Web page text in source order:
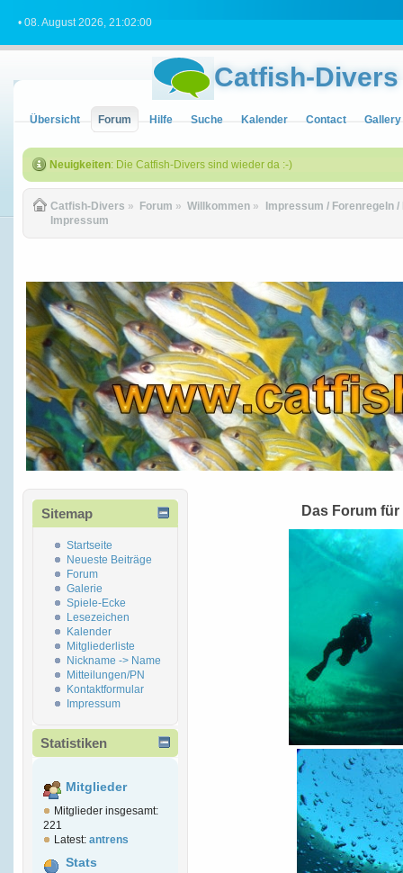
• 08. August 2026, 21:02:00
Catfish-Divers
Übersicht Forum Hilfe Suche Kalender Contact Gallery
Neuigkeiten: Die Catfish-Divers sind wieder da :-)
Catfish-Divers » Forum » Willkommen »
Impressum / Forenregeln
Impressum
Sitemap
Startseite
Neueste Beiträge
Forum
Galerie
Spiele-Ecke
Lesezeichen
Kalender
Mitgliederliste
Nickname -> Name
Mitteilungen/PN
Kontaktformular
Impressum
Statistiken
Mitglieder
Mitglieder insgesamt:
221
Latest: antrens
Stats
Das Forum